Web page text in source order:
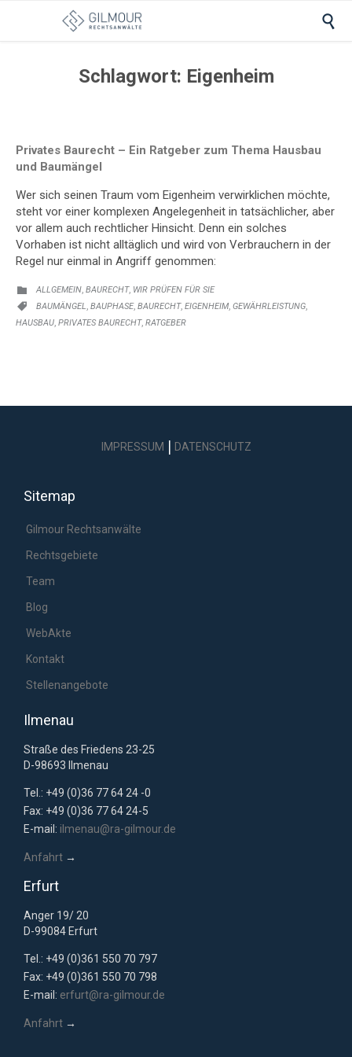

Schlagwort: Eigenheim
Privates Baurecht – Ein Ratgeber zum Thema Hausbau
und Baumängel
Wer sich seinen Traum vom Eigenheim verwirklichen möchte,
steht vor einer komplexen Angelegenheit in tatsächlicher, aber
vor allem auch rechtlicher Hinsicht. Denn ein solches
Vorhaben ist nicht alltäglich und wird von Verbrauchern in der
Regel nur einmal in Angriff genommen:
 KATEGORIE:
ALLGEMEIN, BAURECHT, WIR PRÜFEN FÜR SIE

KATEGORIE:
BAUMÄNGEL, BAUPHASE, BAURECHT, EIGENHEIM, GEWÄHRLEISTUNG,
HAUSBAU, PRIVATES BAURECHT, RATGEBER
IMPRESSUM | DATENSCHUTZ
Sitemap
Gilmour Rechtsanwälte
Rechtsgebiete
Team
Blog
WebAkte
Kontakt
Stellenangebote
Ilmenau
Straße des Friedens 23-25
D-98693 Ilmenau
Tel.: +49 (0)36 77 64 24 -0
Fax: +49 (0)36 77 64 24-5
E-mail: ilmenau@ra-gilmour.de
Anfahrt →
Erfurt
Anger 19/ 20
D-99084 Erfurt
Tel.: +49 (0)361 550 70 797
Fax: +49 (0)361 550 70 798
E-mail: erfurt@ra-gilmour.de
Anfahrt →